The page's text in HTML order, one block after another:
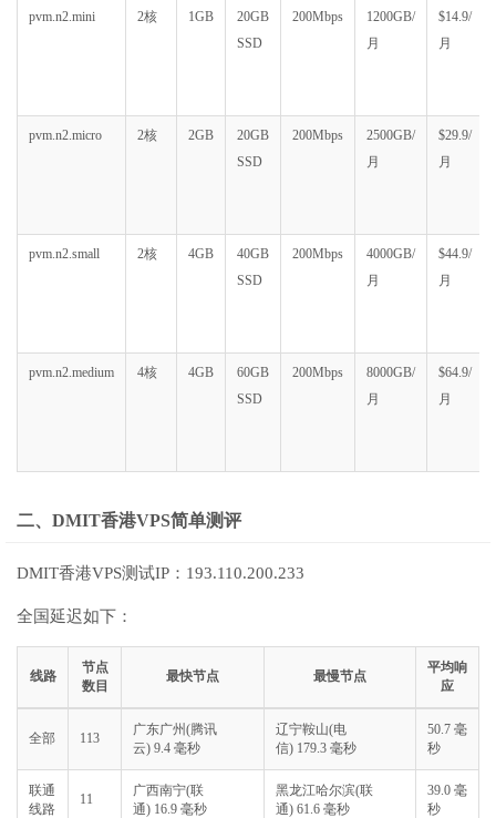
pvm.n2.mini 2核 1GB
20GB
SSD
200Mbps
1200GB/
月
$14.9/
月
pvm.n2.micro 2核 2GB
20GB
SSD
200Mbps
2500GB/
月
$29.9/
月
pvm.n2.small 2核 4GB
40GB
SSD
200Mbps
4000GB/
月
$44.9/
月
pvm.n2.medium 4核 4GB
60GB
SSD
200Mbps
8000GB/
月
$64.9/
月
二、DMIT香港VPS简单测评
DMIT香港VPS测试IP：193.110.200.233
全国延迟如下：
线路
节点
数目
最快节点 最慢节点
平均响
应
全部 113
广东广州(腾讯
云) 9.4 毫秒
辽宁鞍山(电
信) 179.3 毫秒
50.7 毫
秒
联通
线路
11
广西南宁(联
通) 16.9 毫秒
黑龙江哈尔滨(联
通) 61.6 毫秒
39.0 毫
秒